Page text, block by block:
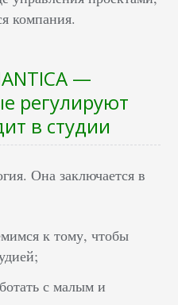
компания.
—
регулируют
в студии
Она заключается в
к тому, чтобы
с малым и